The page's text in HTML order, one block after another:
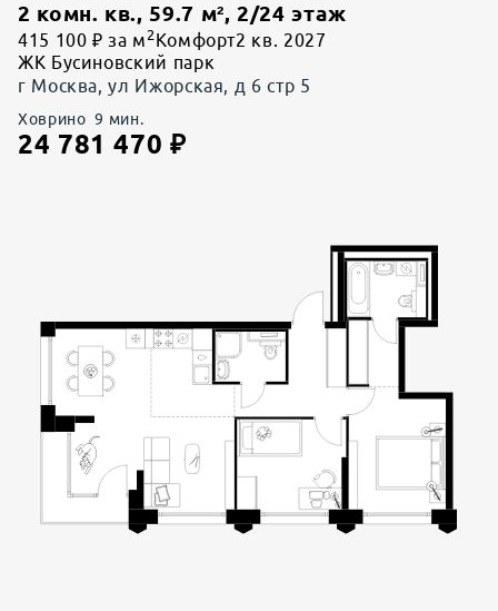
2 комн. кв., 59.7 м²,2/24 этаж
415 100 ₽ за м 2 Комфорт2 кв. 2027
ЖК Бусиновский парк
г Москва, ул Ижорская, д 6 стр 5
Ховрино 9 мин.
24 781 470 ₽